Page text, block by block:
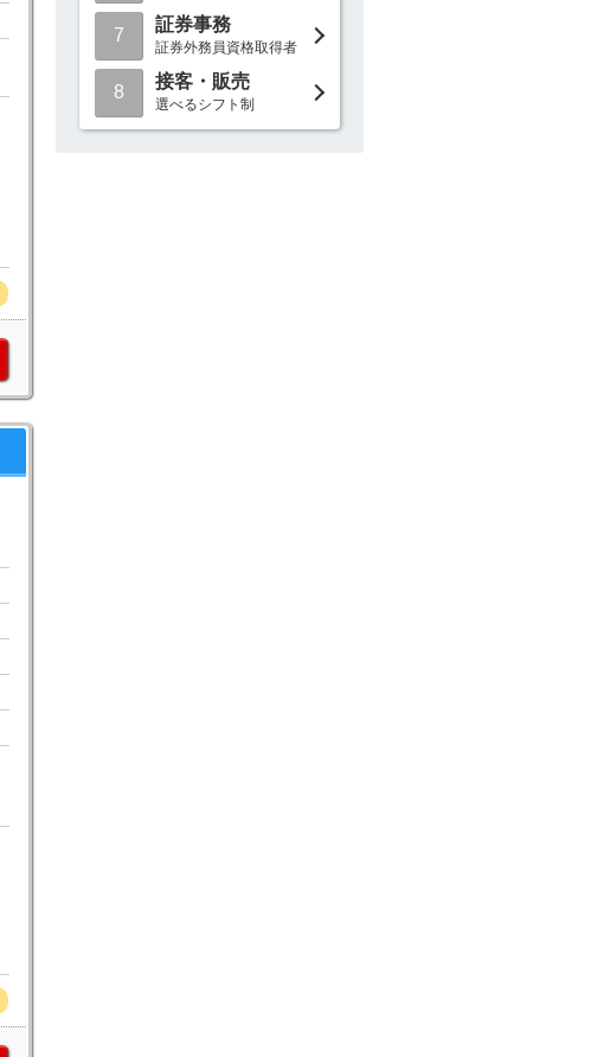
7
証券事務
証券外務員資格取得者
8
接客・販売
選べるシフト制